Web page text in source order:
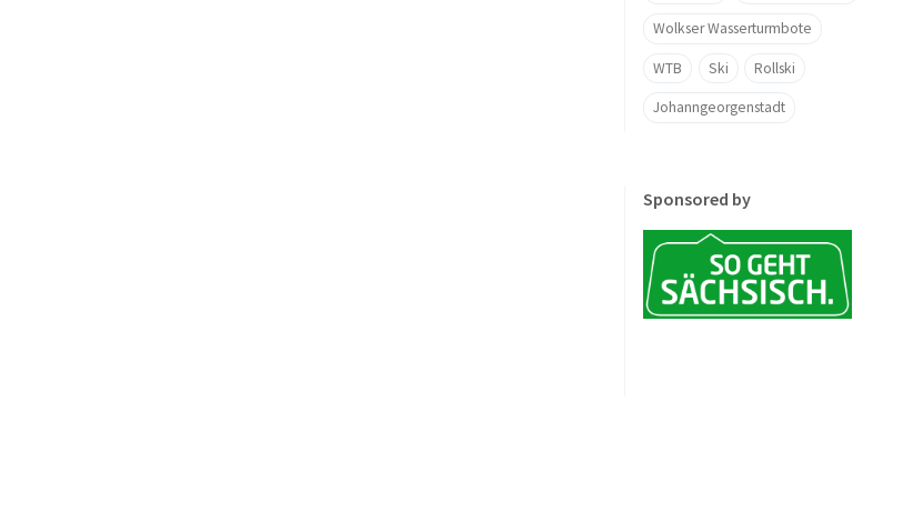
Wolkser Wasserturmbote
WTB Ski Rollski
Johanngeorgenstadt
Sponsored by